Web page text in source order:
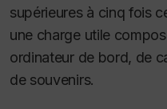
supérieures à cinq fois
une charge utile
ordinateur de bord, de
de souvenirs.